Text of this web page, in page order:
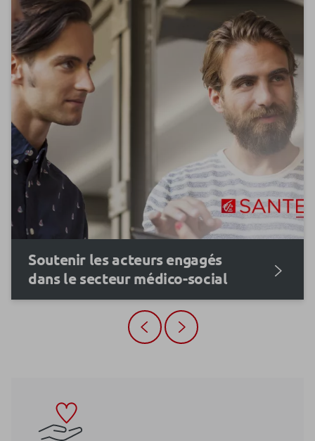
Soutenir les acteurs engagés
dans le secteur médico-social